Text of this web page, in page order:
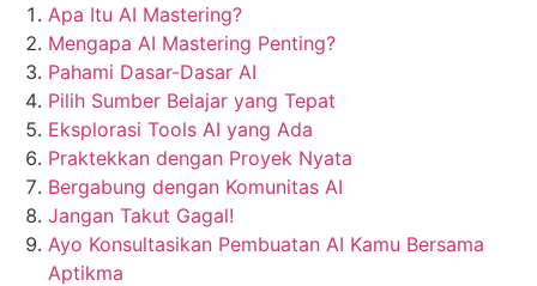
Apa Itu AI Mastering?
Mengapa AI Mastering Penting?
Pahami Dasar-Dasar AI
Pilih Sumber Belajar yang Tepat
Eksplorasi Tools AI yang Ada
Praktekkan dengan Proyek Nyata
Bergabung dengan Komunitas AI
Jangan Takut Gagal!
Ayo Konsultasikan Pembuatan AI Kamu Bersama
Aptikma